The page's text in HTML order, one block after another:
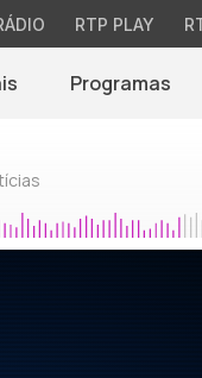
RTP PLAY
Programas